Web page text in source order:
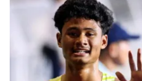
Gaya cermin mata hitam ini
terkenal, Ray-Ban pada tahun 1956. Tak
MASKULIN katakan bahawa inilah
paling ikonik di kalangan lelaki terdapat
dipakai oelh sesiapa sahaja dan